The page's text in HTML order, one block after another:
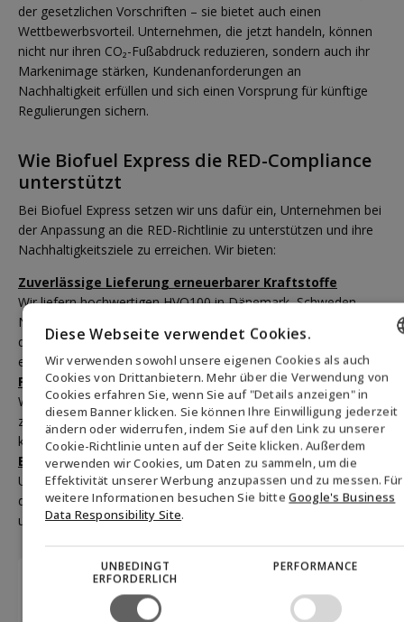
der gesetzlichen Vorschriften – sie bietet auch einen
Wettbewerbsvorteil. Unternehmen, die jetzt handeln, können
nicht nur ihren CO₂-Fußabdruck reduzieren, sondern auch ihr
Markenimage stärken, Kundenanforderungen an
Nachhaltigkeit erfüllen und sich einen Vorsprung für künftige
Regulierungen sichern.
Wie Biofuel Express die RED-Compliance
unterstützt
Bei Biofuel Express setzen wir uns dafür ein, Unternehmen bei
der Anpassung an die RED-Richtlinie zu unterstützen und ihre
Nachhaltigkeitsziele zu erreichen. Wir bieten:
Zuverlässige Lieferung erneuerbarer Kraftstoffe
Wir liefern hochwertigen HVO100 in Dänemark, Schweden,
Norwegen, Deutschland und Österreich und stellen sicher,
dass unsere Produkte den RED-Nachhaltigkeitskriterien
entsprechen.
Fachkundige Beratung
Wir bieten maßgeschneiderte Unterstützung für den Übergang
zu erneuerbaren Kraftstoffen und helfen Unternehmen, sich im
komplexen regulatorischen Umfeld zurechtzufinden.
Emissionsüberwachungstools
Unsere Lösung, Biofuel Express Insight, hilft Unternehmen
dabei, CO₂-Einsparungen zu messen und zu dokumentieren,
um die Einhaltung von RED II und RED III zu erleichtern.
Melden Sie sich für unseren Newsletter
ENGLISH
DANISH
GERMAN
NORWEGIAN
SWEDISH
Diese Webseite verwendet Cookies.
Wir verwenden sowohl unsere eigenen Cookies als auch
Cookies von Drittanbietern. Mehr über die Verwendung von
Cookies erfahren Sie, wenn Sie auf "Details anzeigen" in
diesem Banner klicken. Sie können Ihre Einwilligung jederzeit
ändern oder widerrufen, indem Sie auf den Link zu unserer
Cookie-Richtlinie unten auf der Seite klicken. Außerdem
verwenden wir Cookies, um Daten zu sammeln, um die
Effektivität unserer Werbung anzupassen und zu messen. Für
weitere Informationen besuchen Sie bitteGoogle's Business
Data Responsibility Site.
UNBEDINGT
ERFORDERLICH
PERFORMANCE